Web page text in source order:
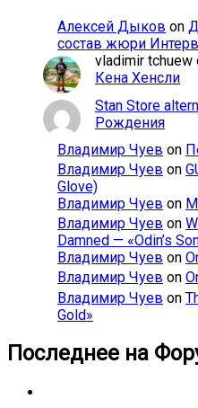
Алексей Дыков on
состав жюри
vladimir tchuew
Кена Хенсли
Stan Store
Рождения
Владимир Чуев on
Владимир Чуев on
Glove)
Владимир Чуев on
Владимир Чуев on
Damned — «Odin’s
Владимир Чуев on
Владимир Чуев on
Владимир Чуев on
Gold»
Последнее на